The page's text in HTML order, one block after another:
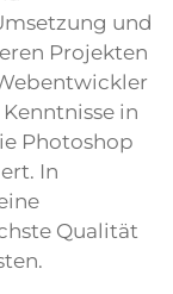
und
Projekten
in
Photoshop
In
Qualität